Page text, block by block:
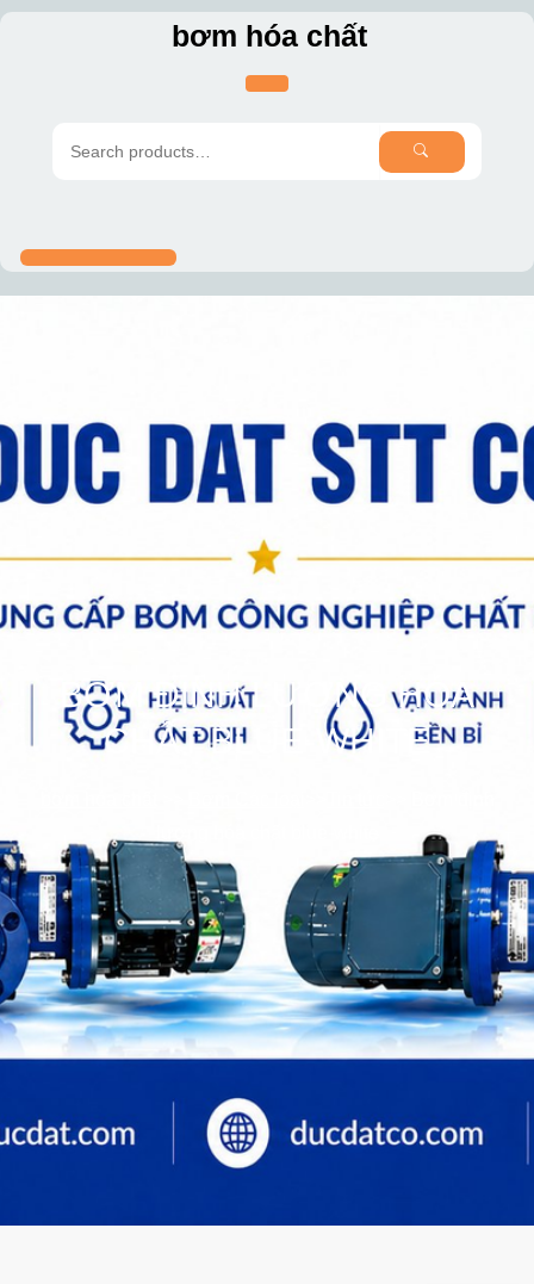
Skip
bơm hóa chất
SEARCH
BƠM ĐỊNH LƯỢNG HÓA
CHẤT BLUE-WHITE